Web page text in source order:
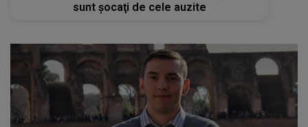
sunt șocaţi de cele auzite